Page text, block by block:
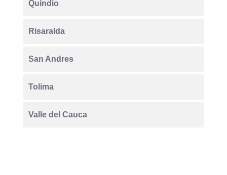
Quindio
Risaralda
San Andres
Tolima
Valle del Cauca